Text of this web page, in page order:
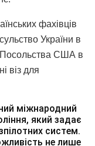
фахівців
України в
США в
віз для
міжнародний
який задає
систем.
не лише